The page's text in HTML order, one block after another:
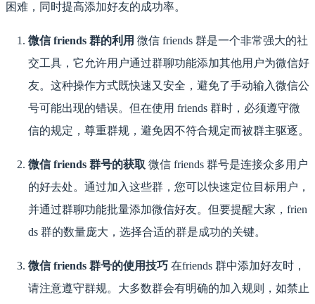
困难，同时提高添加好友的成功率。
微信 friends 群的利用 微信 friends 群是一个非常强大的社
交工具，它允许用户通过群聊功能添加其他用户为微信好
友。这种操作方式既快速又安全，避免了手动输入微信公
号可能出现的错误。但在使用 friends 群时，必须遵守微
信的规定，尊重群规，避免因不符合规定而被群主驱逐。
微信 friends 群号的获取 微信 friends 群号是连接众多用户
的好去处。通过加入这些群，您可以快速定位目标用户，
并通过群聊功能批量添加微信好友。但要提醒大家，frien
ds 群的数量庞大，选择合适的群是成功的关键。
微信 friends 群号的使用技巧 在friends 群中添加好友时，
请注意遵守群规。大多数群会有明确的加入规则，如禁止